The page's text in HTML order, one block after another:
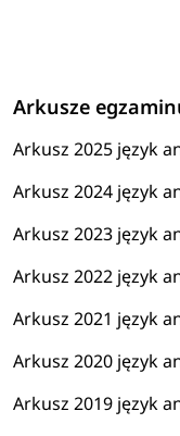
Arkusze
Arkusz 2025 język
Arkusz 2024 język
Arkusz 2023 język
Arkusz 2022 język
Arkusz 2021 język
Arkusz 2020 język
Arkusz 2019 język